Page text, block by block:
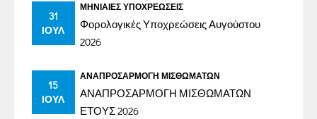
31
ΙΟΎΛ
ΜΗΝΙΑΊΕΣ ΥΠΟΧΡΕΏΣΕΙΣ
Φορολογικές Υποχρεώσεις Αυγούστου
2026
15
ΙΟΎΛ
ΑΝΑΠΡΟΣΑΡΜΟΓΉ ΜΙΣΘΩΜΆΤΩΝ
ΑΝΑΠΡΟΣΑΡΜΟΓΗ ΜΙΣΘΩΜΑΤΩΝ
ΕΤΟΥΣ 2026